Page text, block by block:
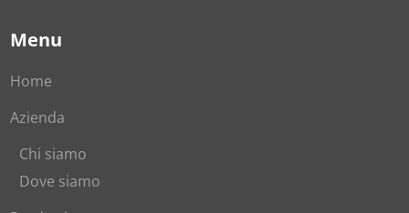
Menu
Home
Azienda
Chi siamo
Dove siamo